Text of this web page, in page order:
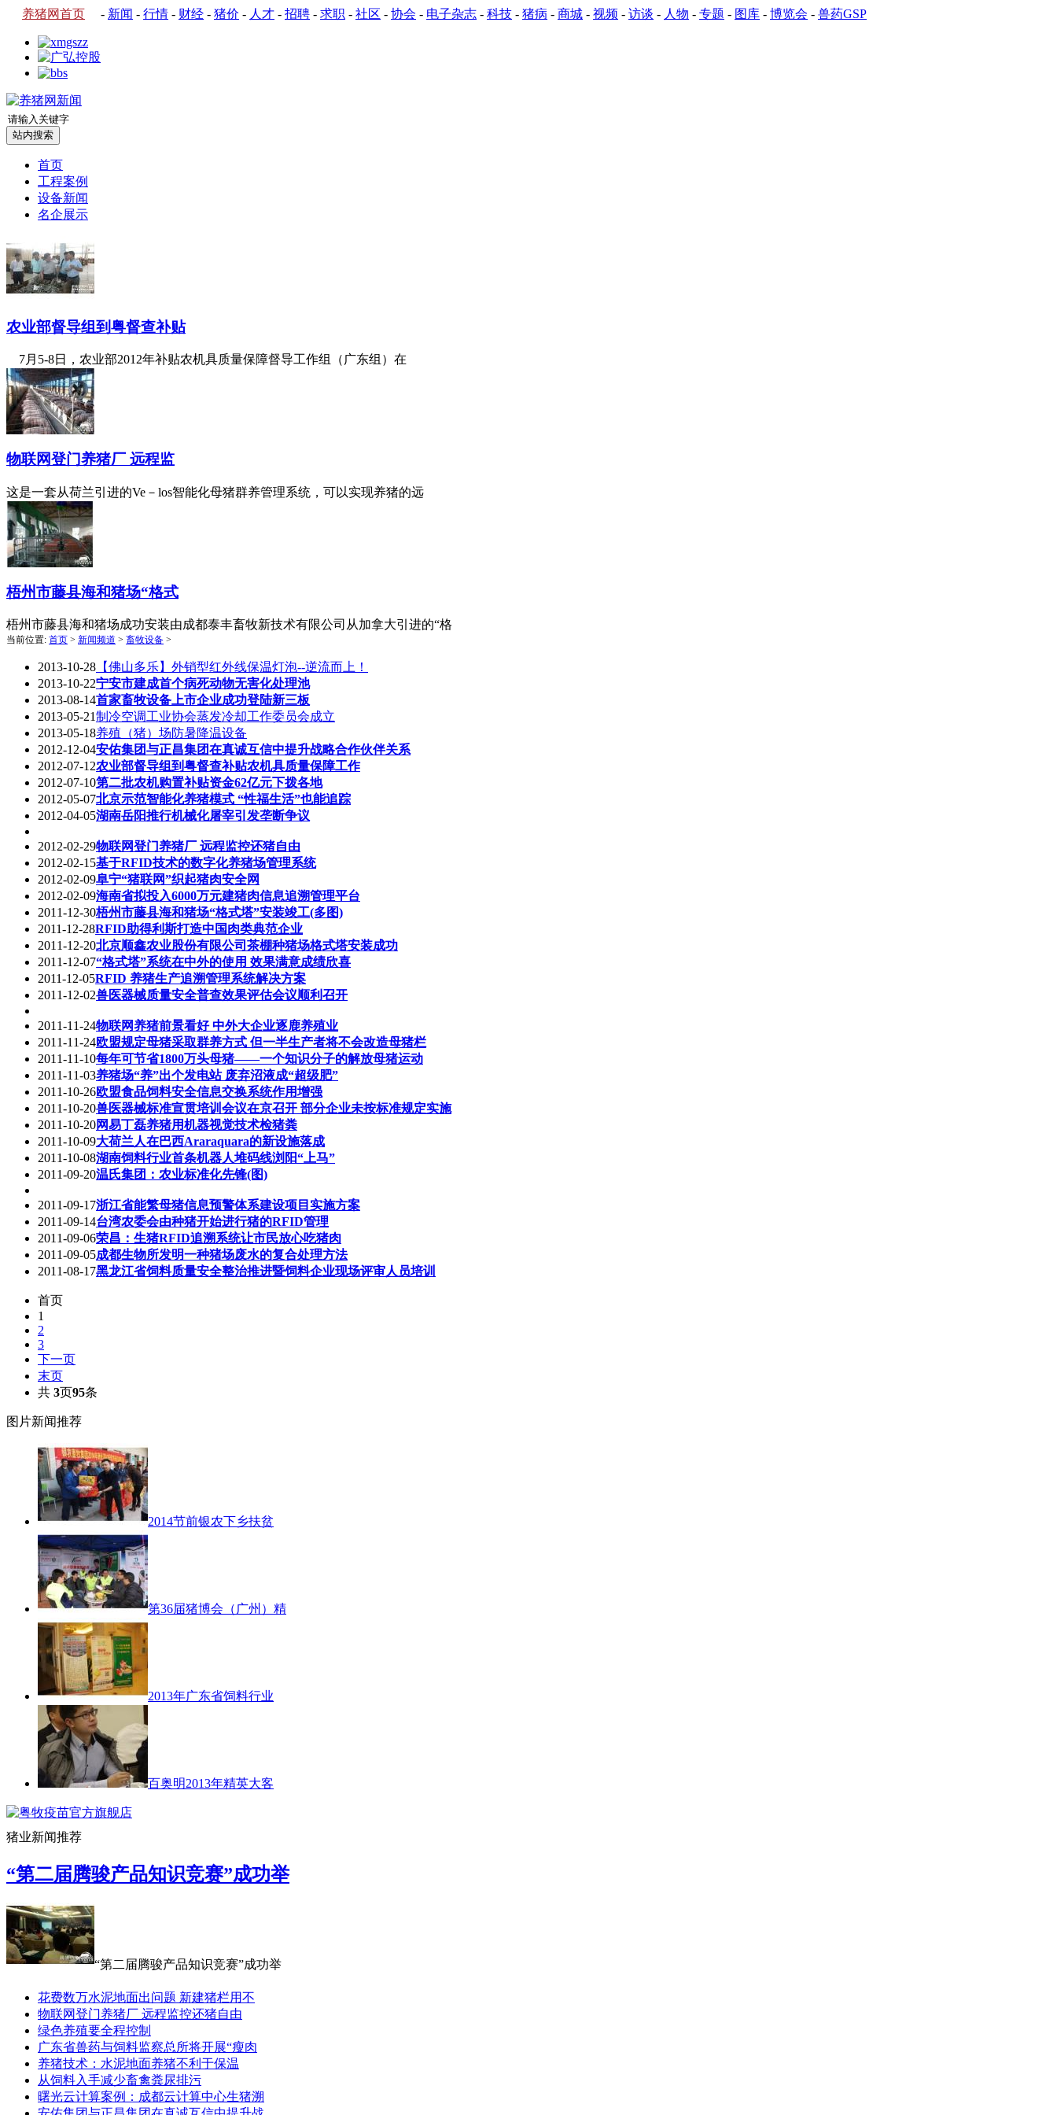
养猪网首页 - 新闻 - 行情 - 财经 - 猪价 - 人才 - 招聘 - 求职 - 社区 - 协会 - 电子杂志 - 科技 - 猪病 - 商城 - 视频 - 访谈 - 人物 - 专题 - 图库 - 博览会 - 兽药GSP
首页
工程案例
设备新闻
名企展示
农业部督导组到粤督查补贴
7月5-8日，农业部2012年补贴农机具质量保障督导工作组（广东组）在
物联网登门养猪厂 远程监
这是一套从荷兰引进的Ve－los智能化母猪群养管理系统，可以实现养猪的远
梧州市藤县海和猪场“格式
梧州市藤县海和猪场成功安装由成都泰丰畜牧新技术有限公司从加拿大引进的“格
当前位置: 首页 > 新闻频道 > 畜牧设备 >
2013-10-28 【佛山多乐】外销型红外线保温灯泡--逆流而上！
2013-10-22宁安市建成首个病死动物无害化处理池
2013-08-14首家畜牧设备上市企业成功登陆新三板
2013-05-21制冷空调工业协会蒸发冷却工作委员会成立
2013-05-18养殖（猪）场防暑降温设备
2012-12-04安佑集团与正昌集团在真诚互信中提升战略合作伙伴关系
2012-07-12农业部督导组到粤督查补贴农机具质量保障工作
2012-07-10第二批农机购置补贴资金62亿元下拨各地
2012-05-07北京示范智能化养猪模式 “性福生活”也能追踪
2012-04-05湖南岳阳推行机械化屠宰引发垄断争议
2012-02-29物联网登门养猪厂 远程监控还猪自由
2012-02-15基于RFID技术的数字化养猪场管理系统
2012-02-09阜宁“猪联网”织起猪肉安全网
2012-02-09海南省拟投入6000万元建猪肉信息追溯管理平台
2011-12-30梧州市藤县海和猪场“格式塔”安装竣工(多图)
2011-12-28RFID助得利斯打造中国肉类典范企业
2011-12-20北京顺鑫农业股份有限公司茶棚种猪场格式塔安装成功
2011-12-07“格式塔”系统在中外的使用 效果满意成绩欣喜
2011-12-05RFID 养猪生产追溯管理系统解决方案
2011-12-02兽医器械质量安全普查效果评估会议顺利召开
2011-11-24物联网养猪前景看好 中外大企业逐鹿养殖业
2011-11-24欧盟规定母猪采取群养方式 但一半生产者将不会改造母猪栏
2011-11-10每年可节省1800万头母猪——一个知识分子的解放母猪运动
2011-11-03养猪场“养”出个发电站 废弃沼液成“超级肥”
2011-10-26欧盟食品饲料安全信息交换系统作用增强
2011-10-20兽医器械标准宣贯培训会议在京召开 部分企业未按标准规定实施
2011-10-20网易丁磊养猪用机器视觉技术检猪粪
2011-10-09大荷兰人在巴西Araraquara的新设施落成
2011-10-08湖南饲料行业首条机器人堆码线浏阳“上马”
2011-09-20温氏集团：农业标准化先锋(图)
2011-09-17浙江省能繁母猪信息预警体系建设项目实施方案
2011-09-14台湾农委会由种猪开始进行猪的RFID管理
2011-09-06荣昌：生猪RFID追溯系统让市民放心吃猪肉
2011-09-05成都生物所发明一种猪场废水的复合处理方法
2011-08-17黑龙江省饲料质量安全整治推进暨饲料企业现场评审人员培训
首页
1
2
3
下一页
末页
共 3页95条
图片新闻推荐
2014节前银农下乡扶贫
第36届猪博会（广州）精
2013年广东省饲料行业
百奥明2013年精英大客
猪业新闻推荐
“第二届腾骏产品知识竞赛”成功举
“第二届腾骏产品知识竞赛”成功举
花费数万水泥地面出问题 新建猪栏用不
物联网登门养猪厂 远程监控还猪自由
绿色养殖要全程控制
广东省兽药与饲料监察总所将开展“瘦肉
养猪技术：水泥地面养猪不利于保温
从饲料入手减少畜禽粪尿排污
曙光云计算案例：成都云计算中心生猪溯